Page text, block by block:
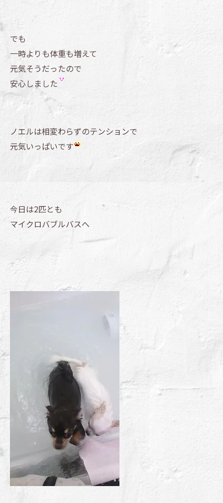
でも
一時よりも体重も増えて
元気そうだったので
安心しました
ノエルは相変わらずのテンションで
元気いっぱいです
今日は2匹とも
マイクロバブルバスへ